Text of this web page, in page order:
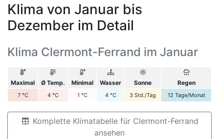
Klima von Januar bis
Dezember im Detail
Klima Clermont-Ferrand im Januar
Maximal Ø Temp. Minimal Wasser Sonne Regen
7 °C 4 °C 1 °C 4 °C 3 Std./Tag 12 Tage/Monat
Komplette Klimatabelle für Clermont-Ferrand
ansehen